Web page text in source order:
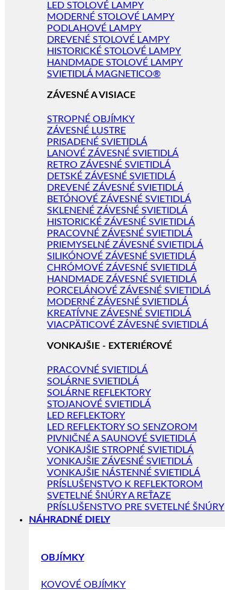
LED STOLOVÉ LAMPY
MODERNÉ STOLOVÉ LAMPY
PODLAHOVÉ LAMPY
DREVENÉ STOLOVÉ LAMPY
HISTORICKÉ STOLOVÉ LAMPY
HANDMADE STOLOVÉ LAMPY
SVIETIDLÁ MAGNETICO®
ZÁVESNÉ A VISIACE
STROPNÉ OBJÍMKY
ZÁVESNÉ LUSTRE
PRISADENÉ SVIETIDLÁ
LANOVÉ ZÁVESNÉ SVIETIDLÁ
RETRO ZÁVESNÉ SVIETIDLÁ
DETSKÉ ZÁVESNÉ SVIETIDLÁ
DREVENÉ ZÁVESNÉ SVIETIDLÁ
BETÓNOVÉ ZÁVESNÉ SVIETIDLÁ
SKLENENÉ ZÁVESNÉ SVIETIDLÁ
HISTORICKÉ ZÁVESNÉ SVIETIDLÁ
PRACOVNÉ ZÁVESNÉ SVIETIDLÁ
PRIEMYSELNÉ ZÁVESNÉ SVIETIDLÁ
SILIKÓNOVÉ ZÁVESNÉ SVIETIDLÁ
CHRÓMOVÉ ZÁVESNÉ SVIETIDLÁ
HANDMADE ZÁVESNÉ SVIETIDLÁ
PORCELÁNOVÉ ZÁVESNÉ SVIETIDLÁ
MODERNÉ ZÁVESNÉ SVIETIDLÁ
KREATÍVNE ZÁVESNÉ SVIETIDLÁ
VIACPÄTICOVÉ ZÁVESNÉ SVIETIDLÁ
VONKAJŠIE - EXTERIÉROVÉ
PRACOVNÉ SVIETIDLÁ
SOLÁRNE SVIETIDLÁ
SOLÁRNE REFLEKTORY
STOJANOVÉ SVIETIDLÁ
LED REFLEKTORY
LED REFLEKTORY SO SENZOROM
PIVNIČNÉ A SAUNOVÉ SVIETIDLÁ
VONKAJŠIE STROPNÉ SVIETIDLÁ
VONKAJŠIE ZÁVESNÉ SVIETIDLÁ
VONKAJŠIE NÁSTENNÉ SVIETIDLÁ
PRÍSLUŠENSTVO K REFLEKTOROM
SVETELNÉ ŠNÚRY A REŤAZE
PRÍSLUŠENSTVO PRE SVETELNÉ ŠNÚRY
NÁHRADNÉ DIELY
OBJÍMKY
KOVOVÉ OBJÍMKY